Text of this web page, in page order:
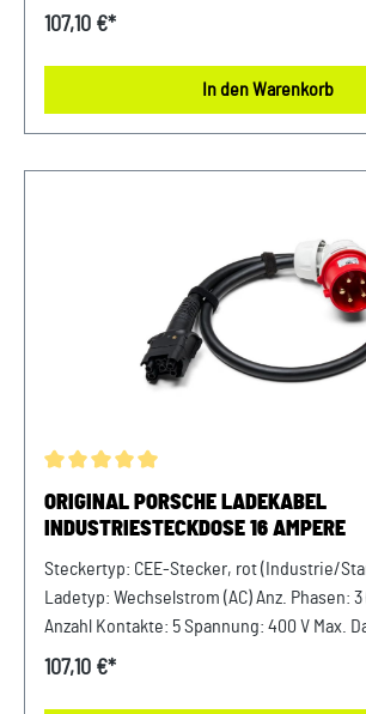
Island, Kroatien, Lettland, Litauen,
Rumänien, Russland, Schweden, Serbien,
Slowenien, Spanien, Tschechien, Ukraine, Ungarn
184030 ErgoldingUSt.-IdNr.: DE263328607
107,10 €*
In den Warenkorb
Durchschnittliche Bewertung von 5 von 5
ORIGINAL PORSCHE LADEKABEL
INDUSTRIESTECKDOSE 16 AMPERE
Steckertyp: CEE-Stecker, rot (Industrie/
Ladetyp: Wechselstrom (AC) Anz. Phasen: 3 (dreiphasig)
Anzahl Kontakte: 5 Spannung: 400 V Max. Dauerstrom: 16A
Max. Leistung: 11 kW Länge: 1 m Verkauf und Versand durch:
107,10 €*